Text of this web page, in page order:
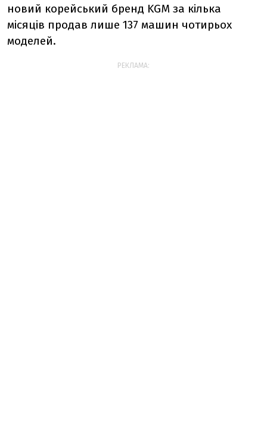
новий корейський бренд KGM за кілька
місяців продав лише 137 машин чотирьох
моделей.
РЕКЛАМА: